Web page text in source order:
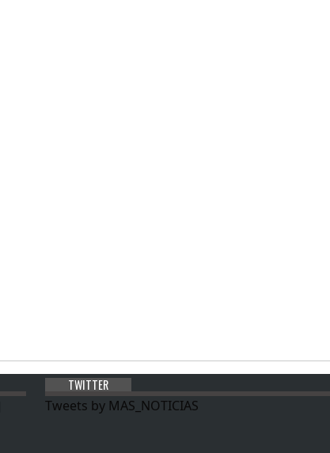
TWITTER
Tweets by MAS_NOTICIAS